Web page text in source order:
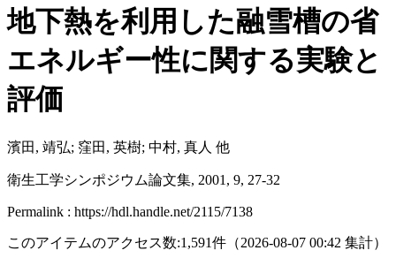
地下熱を利用した融雪槽の省
エネルギー性に関する実験と
評価
濱田, 靖弘; 窪田, 英樹; 中村, 真人 他
衛生工学シンポジウム論文集, 2001, 9, 27-32
Permalink : https://hdl.handle.net/2115/7138
このアイテムのアクセス数:1,591件 （2026-08-07 00:42 集計）